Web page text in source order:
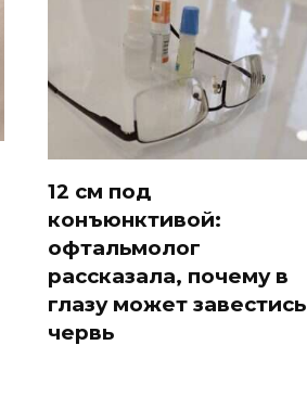
12 см под
конъюнктивой:
офтальмолог
рассказала, почему в
глазу может завестись
червь